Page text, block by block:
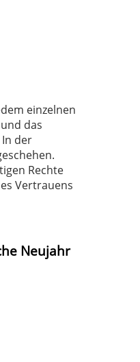
einzelnen
das
der
Rechte
Vertrauens
Neujahr